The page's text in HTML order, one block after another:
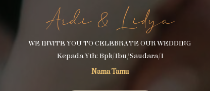
Ardi & Lidya
WE INVITE YOU TO CELEBRATE OUR WEDDING
Kepada Yth: Bpk/Ibu/Saudara/i
Nama Tamu